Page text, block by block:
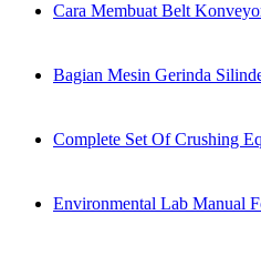
Cara Membuat Belt
Bagian Mesin Gerinda
Complete Set Of Crushing
Environmental Lab Manual